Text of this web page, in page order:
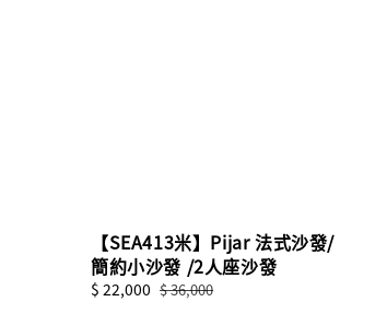
【SEA413米】Pijar 法式沙發/
簡約小沙發 /2人座沙發
Sale
$ 22,000 Regular
$ 36,000